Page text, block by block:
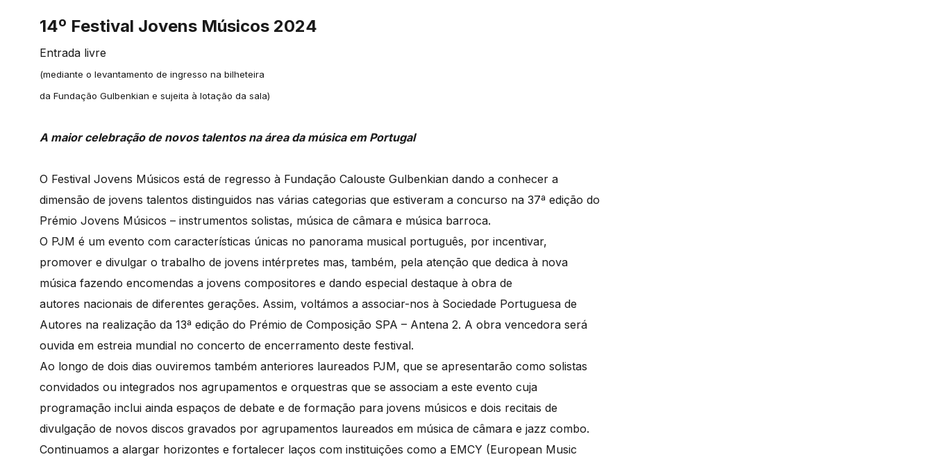
14º Festival Jovens Músicos 2024
Entrada livre
(mediante o levantamento de ingresso na bilheteira
da Fundação Gulbenkian e sujeita à lotação da sala)
A maior celebração de novos talentos na área da música em Portugal
O Festival Jovens Músicos está de regresso à Fundação Calouste Gulbenkian dando a conhecer a
dimensão de jovens talentos distinguidos nas várias categorias que estiveram a concurso na 37ª edição do
Prémio Jovens Músicos – instrumentos solistas, música de câmara e música barroca.
O PJM é um evento com características únicas no panorama musical português, por incentivar,
promover e divulgar o trabalho de jovens intérpretes mas, também, pela atenção que dedica à nova
música fazendo encomendas a jovens compositores e dando especial destaque à obra de
autores nacionais de diferentes gerações. Assim, voltámos a associar-nos à Sociedade Portuguesa de
Autores na realização da 13ª edição do Prémio de Composição SPA – Antena 2. A obra vencedora será
ouvida em estreia mundial no concerto de encerramento deste festival.
Ao longo de dois dias ouviremos também anteriores laureados PJM, que se apresentarão como solistas
convidados ou integrados nos agrupamentos e orquestras que se associam a este evento cuja
programação inclui ainda espaços de debate e de formação para jovens músicos e dois recitais de
divulgação de novos discos gravados por agrupamentos laureados em música de câmara e jazz combo.
Continuamos a alargar horizontes e fortalecer laços com instituições como a EMCY (European Music